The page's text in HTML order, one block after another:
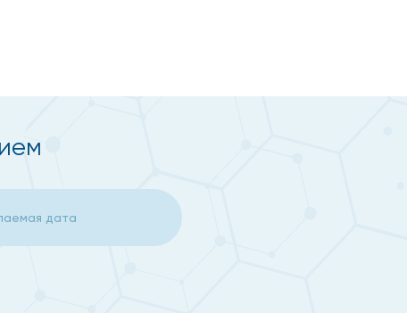
Поскольку вся нагрузка приходится на